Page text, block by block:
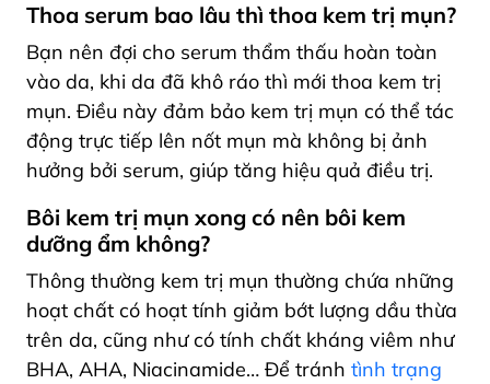
Thoa serum bao lâu thì thoa kem trị mụn?
Bạn nên đợi cho serum thẩm thấu hoàn toàn
vào da, khi da đã khô ráo thì mới thoa kem trị
mụn. Điều này đảm bảo kem trị mụn có thể tác
động trực tiếp lên nốt mụn mà không bị ảnh
hưởng bởi serum, giúp tăng hiệu quả điều trị.
Bôi kem trị mụn xong có nên bôi kem
dưỡng ẩm không?
Thông thường kem trị mụn thường chứa những
hoạt chất có hoạt tính giảm bớt lượng dầu thừa
trên da, cũng như có tính chất kháng viêm như
BHA, AHA, Niacinamide… Để tránh tình trạng